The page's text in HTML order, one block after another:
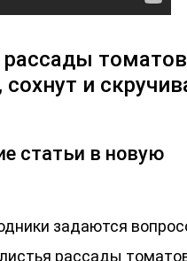
томатов
и
статьи в новую
задаются
рассады